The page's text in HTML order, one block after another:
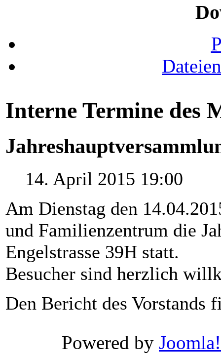
Interne Termine des
14. April 2015 19:00
Am Dienstag den
und Familienzentrum die
Engelstrasse 39H statt.
Besucher sind herzlich
Den Bericht des Vorstands
Powered by Joomla!